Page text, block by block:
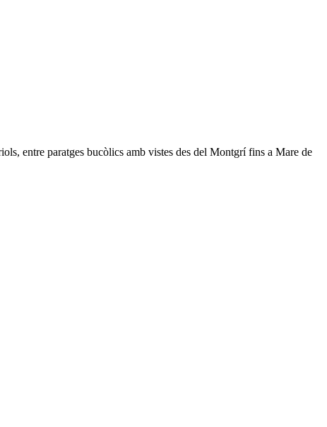
entre paratges bucòlics amb vistes des del Montgrí fins a Mare de